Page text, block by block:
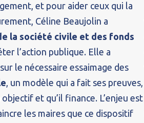
et pour aider ceux qui la
Céline Beaujolin a
la société civile et des fonds
l’action publique. Elle a
le nécessaire essaimage des
, un modèle qui a fait ses preuves,
et qu’il finance. L’enjeu est
les maires que ce dispositif